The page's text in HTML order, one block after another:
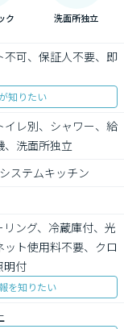
ク 洗面所独立
可、保証人不要、即
知りたい
レ別、シャワー、給
、洗面所独立
ステムキッチン
ング、冷蔵庫付、光
ト使用料不要、クロ
明付
を知りたい